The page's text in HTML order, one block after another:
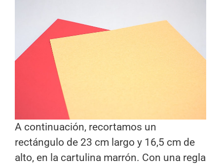
A continuación, recortamos un
rectángulo de 23 cm largo y 16,5 cm de
alto, en la cartulina marrón. Con una regla